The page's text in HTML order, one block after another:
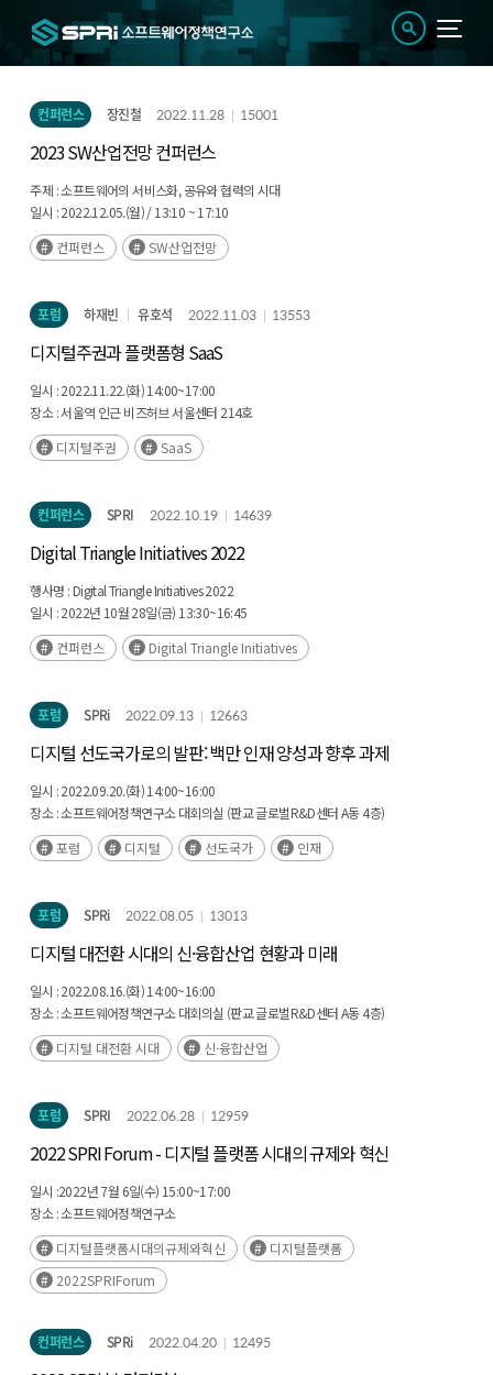
컨퍼런스 장진철 2022.11.28 15001
2023 SW산업전망 컨퍼런스
주제 :소프트웨어의 서비스화, 공유와 협력의 시대
일시 :2022.12.05.(월) / 13:10 ~ 17:10
장소 :COEX 컨퍼런스룸 327호 및 온라인 생중계
컨퍼런스 SW산업전망
포럼 하재빈 유호석 2022.11.03 13553
디지털주권과 플랫폼형 SaaS
일시 :2022.11.22.(화) 14:00~17:00
장소 :서울역 인근 비즈허브 서울센터 214호
디지털주권
SaaS
컨퍼런스 SPRI 2022.10.19 14639
Digital Triangle Initiatives 2022
행사명 :Digital Triangle Initiatives 2022
일시 :2022년 10월 28일(금) 13:30~16:45
장소 :서울 양재 엘타워 그레이스홀(6층)
컨퍼런스 Digital Triangle Initiatives
포럼 SPRi 2022.09.13 12663
디지털 선도국가로의 발판: 백만 인재 양성과 향후 과제
일시 :2022.09.20.(화) 14:00~16:00
장소 :소프트웨어정책연구소 대회의실 (판교 글로벌R&D센터 A동 4층)
포럼
디지털 선도국가 인재
포럼 SPRi 2022.08.05 13013
디지털 대전환 시대의 신·융합산업 현황과 미래
일시 :2022.08.16.(화) 14:00~16:00
장소 :소프트웨어정책연구소 대회의실 (판교 글로벌R&D센터 A동 4층)
디지털 대전환 시대
신·융합산업
포럼 SPRI 2022.06.28 12959
2022 SPRI Forum - 디지털 플랫폼 시대의 규제와 혁신
일시 :2022년 7월 6일(수) 15:00~17:00
장소 :소프트웨어정책연구소
디지털플랫폼시대의규제와혁신
디지털플랫폼
2022SPRIForum
컨퍼런스 SPRi 2022.04.20 12495